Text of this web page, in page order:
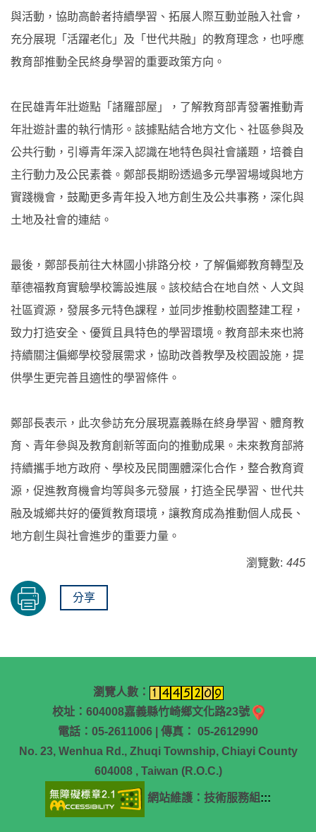
與活動，協助高齡者持續學習、拓展人際互動並融入社會，
充分展現「活躍老化」及「世代共融」的教育理念，也呼應
教育部推動全民終身學習的重要政策方向。
在民雄青年壯遊點「諸羅部屋」，了解教育部青發署推動青
年壯遊計畫的執行情形。該據點結合地方文化、社區參與及
公共行動，引導青年深入認識在地特色與社會議題，培養自
主行動力及公民素養。鄭部長期盼透過多元學習場域與地方
實踐機會，鼓勵更多青年投入地方創生及公共事務，深化與
土地及社會的連結。
最後，鄭部長前往大林國小排路分校，了解偏鄉教育轉型及
華德福教育實驗學校籌設進展。該校結合在地自然、人文與
社區資源，發展多元特色課程，並同步推動校園整建工程，
致力打造安全、優質且具特色的學習環境。教育部未來也將
持續關注偏鄉學校發展需求，協助改善教學及校園設施，提
供學生更完善且適性的學習條件。
鄭部長表示，此次參訪充分展現嘉義縣在終身學習、體育教
育、青年參與及教育創新等面向的推動成果。未來教育部將
持續攜手地方政府、學校及民間團體深化合作，整合教育資
源，促進教育機會均等與多元發展，打造全民學習、世代共
融及城鄉共好的優質教育環境，讓教育成為推動個人成長、
地方創生與社會進步的重要力量。
瀏覽數: 445
分享
瀏覽人數：
校址：604008嘉義縣竹崎鄉文化路23號
電話：05-2611006 | 傳真： 05-2612990
No. 23, Wenhua Rd., Zhuqi Township, Chiayi County
604008 , Taiwan (R.O.C.)
網站維護：技術服務組:::